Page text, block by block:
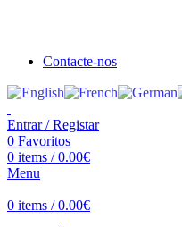
Contacte-nos
Entrar / Registar
0 Favoritos
0 items / 0.00€
Menu
0 items / 0.00€